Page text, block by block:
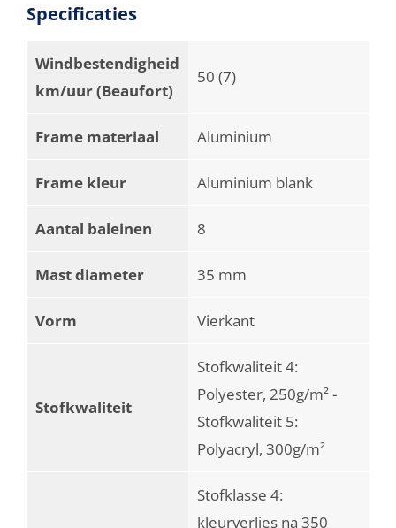
Specificaties
Windbestendigheid
km/uur (Beaufort)
50 (7)
Frame materiaal Aluminium
Frame kleur Aluminium blank
Aantal baleinen 8
Mast diameter 35 mm
Vorm Vierkant
Stofkwaliteit
Stofkwaliteit 4:
Polyester, 250g/m² -
Stofkwaliteit 5:
Polyacryl, 300g/m²
Stofklasse 4:
kleurverlies na 350